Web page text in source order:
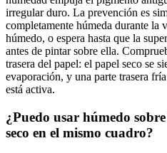
irregular duro. La prevención es
completamente húmeda durante la
húmedo, o espera hasta que la
antes de pintar sobre ella.
trasera del papel: el papel seco se
evaporación, y una parte trasera
está activa.
¿Puedo usar húmedo
seco en el mismo cuadro?